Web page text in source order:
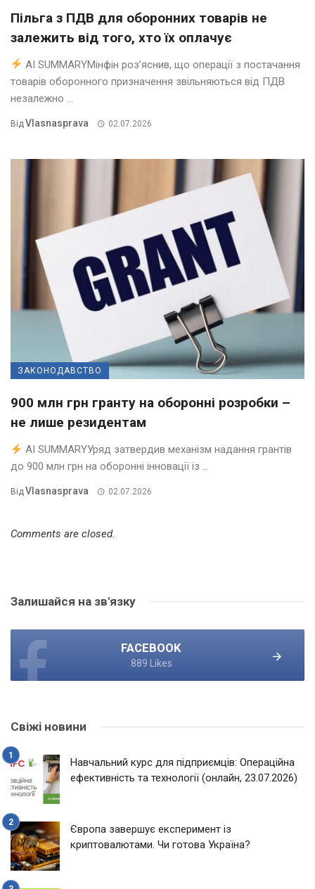
Пільга з ПДВ для оборонних товарів не
залежить від того, хто їх оплачує
AI SUMMARYМінфін роз’яснив, що операції з постачання
товарів оборонного призначення звільняються від ПДВ
незалежно ...
ВідVlasnasprava 02.07.2026
ЗАКОНОДАВСТВО
900 млн грн гранту на оборонні розробки –
не лише резидентам
AI SUMMARYУряд затвердив механізм надання грантів
до 900 млн грн на оборонні інновації із ...
ВідVlasnasprava 02.07.2026
Comments are closed.
Залишайся на зв'язку
FACEBOOK
889 Likes
Свіжі новини
Навчальний курс для підприємців: Операційна
ефективність та технології (онлайн, 23.07.2026)
Європа завершує експеримент із
криптовалютами. Чи готова Україна?